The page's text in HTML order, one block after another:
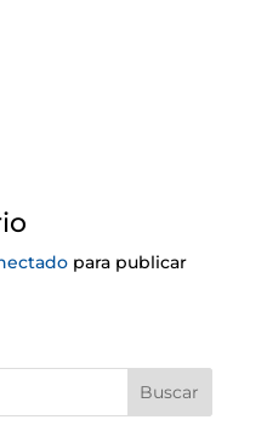
para publicar
Buscar